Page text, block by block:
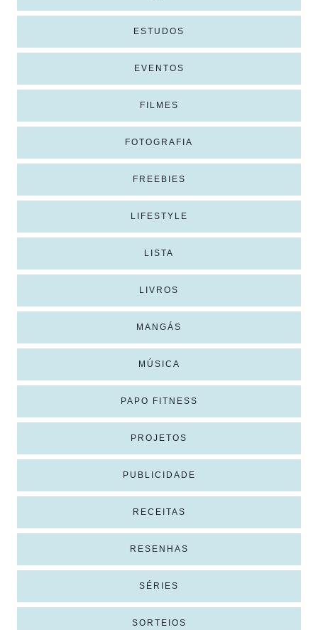
ESTUDOS
EVENTOS
FILMES
FOTOGRAFIA
FREEBIES
LIFESTYLE
LISTA
LIVROS
MANGÁS
MÚSICA
PAPO FITNESS
PROJETOS
PUBLICIDADE
RECEITAS
RESENHAS
SÉRIES
SORTEIOS